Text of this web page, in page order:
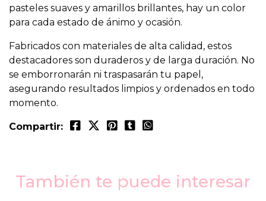
pasteles suaves y amarillos brillantes, hay un color
para cada estado de ánimo y ocasión.
Fabricados con materiales de alta calidad, estos
destacadores son duraderos y de larga duración. No
se emborronarán ni traspasarán tu papel,
asegurando resultados limpios y ordenados en todo
momento.
Compartir:
También te puede interesar